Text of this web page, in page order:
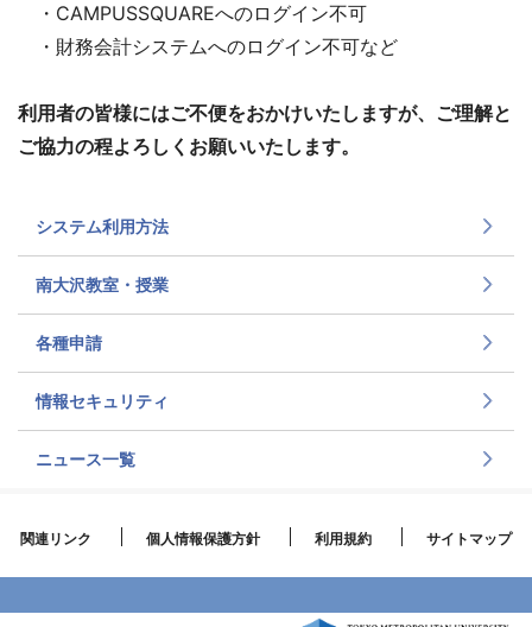
・CAMPUSSQUAREへのログイン不可
・財務会計システムへのログイン不可など
利用者の皆様にはご不便をおかけいたしますが、ご理解と
ご協力の程よろしくお願いいたします。
システム利用方法
南大沢教室・授業
各種申請
情報セキュリティ
ニュース一覧
関連リンク 個人情報保護方針 利用規約 サイトマップ